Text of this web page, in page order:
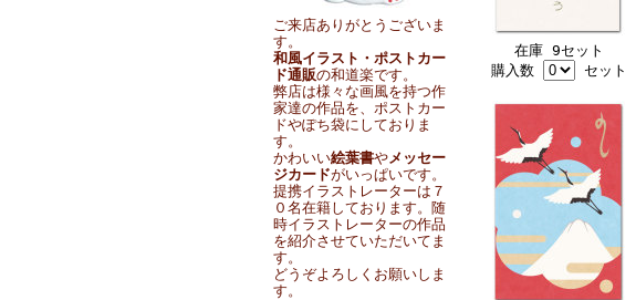
ご来店ありがとうございま
す。
和風イラスト・ポストカー
ド通販の和道楽です。
弊店は様々な画風を持つ作
家達の作品を、ポストカー
ドやぽち袋にしておりま
す。
かわいい絵葉書やメッセー
ジカードがいっぱいです。
提携イラストレーターは７
０名在籍しております。随
時イラストレーターの作品
を紹介させていただいてま
す。
どうぞよろしくお願いしま
す。
在庫 9セット
購入数
セット